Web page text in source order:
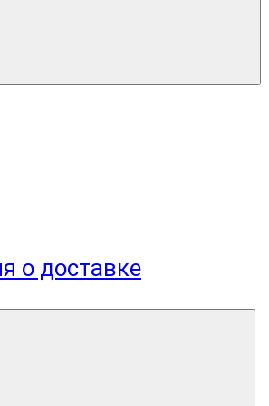
о доставке